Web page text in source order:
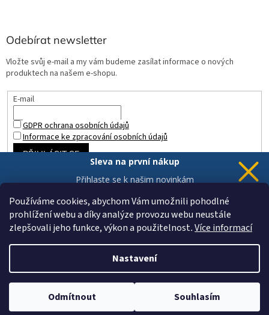
Používáme cookies, abychom Vám umožnili pohodlné
prohlížení webu a díky analýze provozu webu neustále
zlepšovali jeho funkce, výkon a použitelnost.Více informací
Nastavení
Odmítnout Souhlasím
Odebírat newsletter
Vložte svůj e-mail a my vám budeme zasílat informace o nových
produktech na našem e-shopu.
E-mail
GDPR ochrana osobních údajů
Informace ke zpracování osobních údajů
PŘIHLÁSIT SE
Vytvořil Shoptet
Copyright 2026ZAHRADA a INTERIÉR. Všechna práva vyhrazena.
Upravit nastavení cookies
Sleva na první nákup
Přihlaste se k našim novinkám
Chci novinky a slevu
Vaše data jsou u nás v bezpečí.